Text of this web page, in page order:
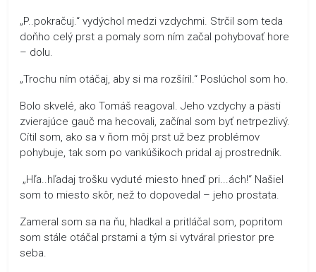
„P..pokračuj.“ vydýchol medzi vzdychmi. Strčil som teda
doňho celý prst a pomaly som ním začal pohybovať hore
– dolu.
„Trochu ním otáčaj, aby si ma rozšíril.“ Poslúchol som ho.
Bolo skvelé, ako Tomáš reagoval. Jeho vzdychy a pästi
zvierajúce gauč ma hecovali, začínal som byť netrpezlivý.
Cítil som, ako sa v ňom môj prst už bez problémov
pohybuje, tak som po vankúšikoch pridal aj prostredník.
„Hľa..hľadaj trošku vyduté miesto hneď pri...ách!“ Našiel
som to miesto skôr, než to dopovedal – jeho prostata.
Zameral som sa na ňu, hladkal a pritláčal som, popritom
som stále otáčal prstami a tým si vytváral priestor pre
seba.